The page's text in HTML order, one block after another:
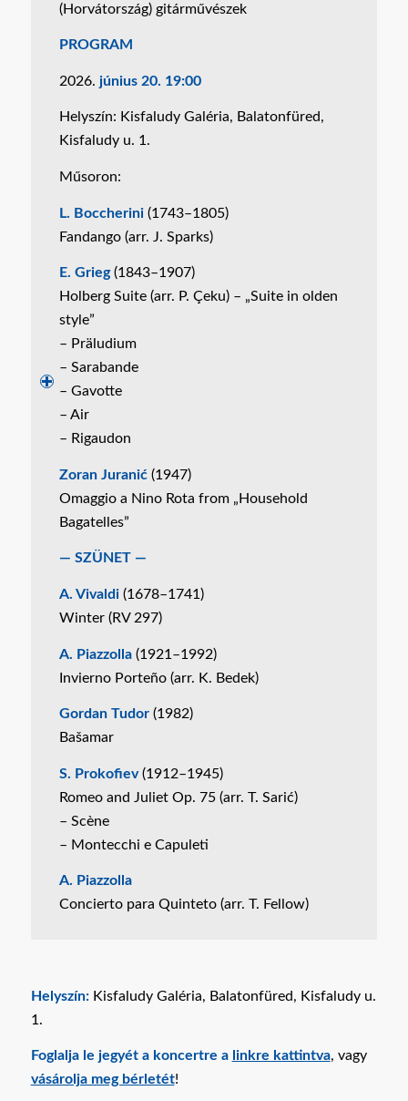
(Horvátország) gitárművészek
PROGRAM
2026. június 20. 19:00
Helyszín: Kisfaludy Galéria, Balatonfüred,
Kisfaludy u. 1.
Műsoron:
L. Boccherini(1743–1805)
Fandango (arr. J. Sparks)
E. Grieg(1843–1907)
Holberg Suite (arr. P. Çeku) – „Suite in olden
style”
– Präludium
– Sarabande
– Gavotte
– Air
– Rigaudon
Zoran Juranić(1947)
Omaggio a Nino Rota from „Household
Bagatelles”
— SZÜNET —
A. Vivaldi(1678–1741)
Winter (RV 297)
A. Piazzolla(1921–1992)
Invierno Porteño (arr. K. Bedek)
Gordan Tudor(1982)
Bašamar
S. Prokofiev(1912–1945)
Romeo and Juliet Op. 75 (arr. T. Sarić)
– Scène
– Montecchi e Capuleti
A. Piazzolla
Concierto para Quinteto (arr. T. Fellow)
Helyszín:Kisfaludy Galéria, Balatonfüred, Kisfaludy u.
1.
Foglalja le jegyét a koncertre a linkre kattintva, vagy
vásárolja meg bérletét!